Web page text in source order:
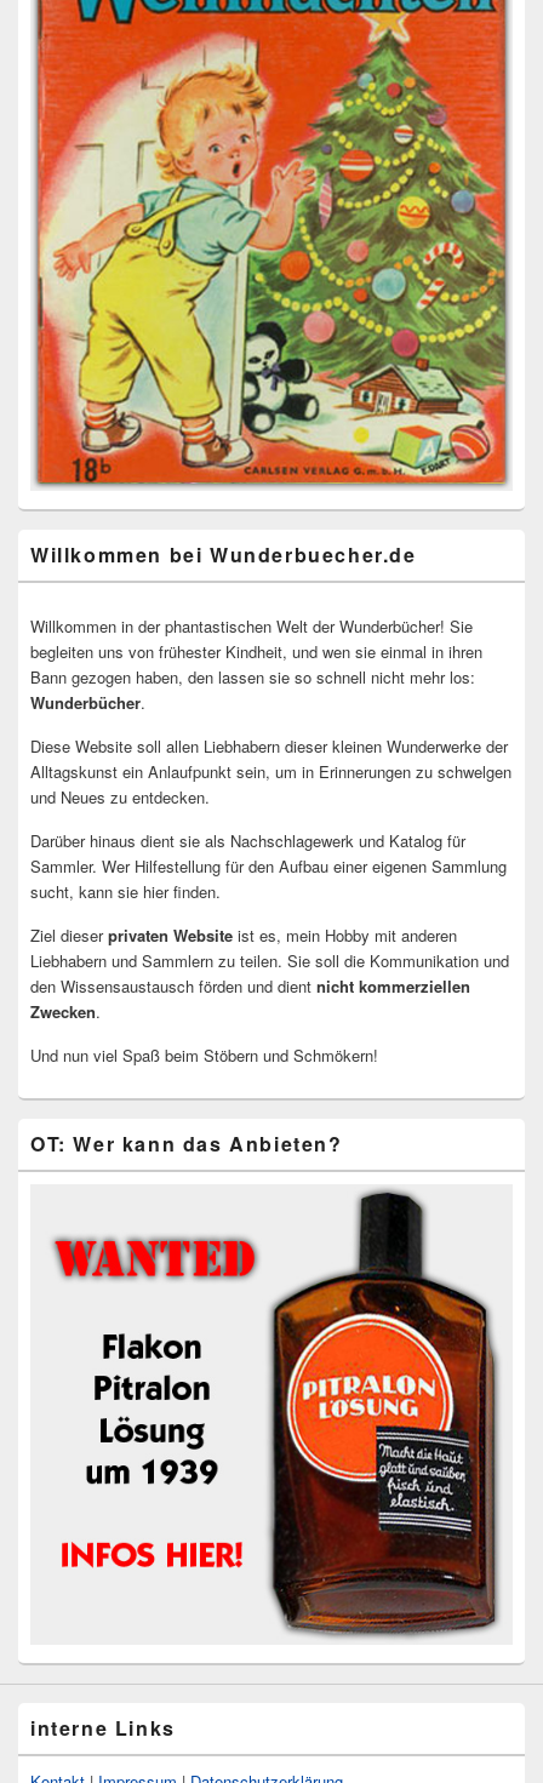
Willkommen bei Wunderbuecher.de
Willkommen in der phantastischen Welt der Wunderbücher! Sie
begleiten uns von frühester Kindheit, und wen sie einmal in ihren
Bann gezogen haben, den lassen sie so schnell nicht mehr los:
Wunderbücher.
Diese Website soll allen Liebhabern dieser kleinen Wunderwerke der
Alltagskunst ein Anlaufpunkt sein, um in Erinnerungen zu schwelgen
und Neues zu entdecken.
Darüber hinaus dient sie als Nachschlagewerk und Katalog für
Sammler. Wer Hilfestellung für den Aufbau einer eigenen Sammlung
sucht, kann sie hier finden.
Ziel dieserprivaten Website ist es, mein Hobby mit anderen
Liebhabern und Sammlern zu teilen. Sie soll die Kommunikation und
den Wissensaustausch förden und dient nicht kommerziellen
Zwecken.
Und nun viel Spaß beim Stöbern und Schmökern!
OT: Wer kann das Anbieten?
interne Links